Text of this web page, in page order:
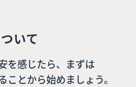
いて
を感じたら、まずは
ことから始めましょう。